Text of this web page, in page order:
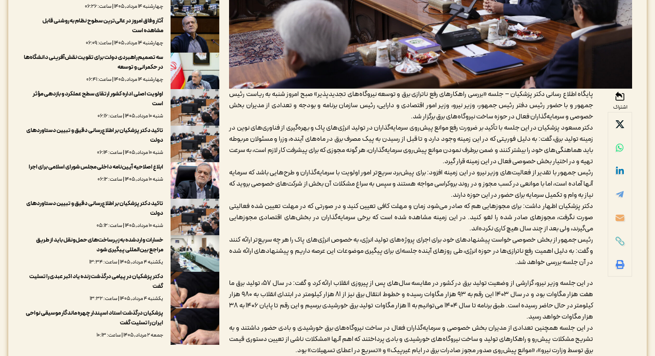
اشتراک
پایگاه اطلاع رسانی دکتر پزشکیان – جلسه «بررسی راهکارهای رفع ناترازی برق و توسعه نیروگاه‌های تجدید‌پذیر» صبح امروز شنبه به ریاست رئیس
جمهور و با حضور رئیس دفتر رئیس جمهور، وزیر نیرو، وزیر امور اقتصادی و دارایی، رئیس سازمان برنامه و بودجه و تعدادی از مدیران بخش
خصوصی و سرمایه‌گذاران فعال در حوزه ساخت نیروگاه‌های برق برگزار شد.
دکتر مسعود پزشکیان در این جلسه با تأکید بر ضرورت رفع موانع پیش‌روی سرمایه‌گذاران در تولید انرژی‌های پاک و بهره‌گیری از فناوری‌های نوین در
زمینه تولید برق، گفت: به دلیل فوریتی که در این زمینه وجود دارد و تا قبل از رسیدن به پیک مصرف برق در ماه‌های آینده، وزرا و مسئولان مربوطه
باید هماهنگی‌های خود را بیشتر کنند و ضمن برطرف نمودن موانع پیش‌روی سرمایه‌گذاران، هر گونه مجوزی که برای پیشرفت کار لازم است، به سرعت
تهیه و در اختیار بخش خصوصی فعال در این زمینه قرار گیرد.
رئیس جمهور با تقدیر از فعالیت‌های وزیر نیرو در این زمینه افزود: برای پیش‌برد سریع‌تر امور اولویت با سرمایه‌گذاران و طرح‌هایی باشد که سرمایه
آنها آماده است، اما با موانعی در کسب مجوز و در روند بروکراسی مواجه هستند و سپس به سراغ مشکلات آن بخش از شرکت‌های خصوصی بروید که
نیاز به وام و تکمیل سرمایه برای حضور در این حوزه دارند.
دکتر پزشکیان اظهار داشت: برای مجوزهایی هم که صادر می‌شود زمان و مهلت کافی تعیین کنید و در صورتی که در مهلت تعیین شده فعالیتی
صورت نگرفت، مجوزهای صادر شده را لغو کنید. در این زمینه مشاهده شده است که برخی سرمایه‌گذاران در بخش‌های اقتصادی مجوزهایی
می‌گیرند، ولی بعد از چند سال هیچ کاری نکرده‌اند.
رئیس جمهور از بخش خصوصی خواست پیشنهادهای خود برای اجرای پروژه‌های تولید انرژی، به خصوص انرژی‌های پاک را هر چه سریع‌تر ارائه کنند
و گفت: ‌به دلیل اهمیت رفع ناترازی‌ها در حوزه انرژی، طی روزهای آینده جلسه‌ای برای پیگیری موضوعات این عرصه داریم و پیشنهادهای ارائه شده
در آن جلسه بررسی خواهد شد.
در این جلسه وزیر نیرو، گزارشی از وضعیت تولید برق در کشور در مقایسه سال‌های پس از پیروزی انقلاب ارائه کرد و گفت: در سال ۵۷، تولید برق ما
هفت هزار مگاوات بود و در سال ۱۴۰۳ این رقم به ۹۳ هزار مگاوات رسیده و خطوط انتقال برق نیز از ۸۱ هزار کیلومتر در ابتدای انقلاب به ۹۸۰ هزار
کیلومتر در حال حاضر رسیده است. طبق برنامه تا سال ۱۴۰۴ می‌توانیم به ۱۱ هزار مگاوات تولید برق خورشیدی برسیم و این رقم تا پایان ۱۴۰۶ به ۳۸
هزار مگاوات خواهد رسید.
در این جلسه همچنین تعدادی از مدیران بخش خصوصی و سرمایه‌گذاران فعال در ساخت نیروگاه‌های برق خورشیدی و بادی حضور داشتند و به
تشریح مشکلات پیش‌رو و راهکارهای تولید و ساخت نیروگاه‌های خورشیدی و بادی پرداختند که اهم آنها «مشکلات ناشی از تعیین دستوری قیمت
برق توسط وزارت نیرو»، «موانع پیش‌روی صدور مجوز صادرات برق در ایام غیرپیک» و «تسریع در اعطای تسهیلات» بود.
چهارشنبه ۱۴ مرداد, ۱۴۰۵ | ساعت: ۰۶:۲۶
آثار وفاق امروز در عالی‌ترین سطوح نظام به روشنی قابل
مشاهده است
چهارشنبه ۱۴ مرداد, ۱۴۰۵ | ساعت: ۰۶:۰۹
سه تصمیم راهبردی دولت برای تقویت نقش‌آفرینی دانشگاه‌ها
در حکمرانی و توسعه
چهارشنبه ۱۴ مرداد, ۱۴۰۵ | ساعت: ۰۶:۴۱
اولویت اصلی اداره کشور ارتقای سطح عملکرد و بازدهی مؤثر
است
شنبه ۱۰ مرداد, ۱۴۰۵ | ساعت: ۰۶:۱۶
تاکید دکتر پزشکیان بر اطلاع‌رسانی دقیق و تبیین دستاوردهای
دولت
شنبه ۱۰ مرداد, ۱۴۰۵ | ساعت: ۰۶:۱۴
ابلاغ اصلاحیه آیین‌نامه داخلی مجلس شورای اسلامی برای اجرا
شنبه ۱۰ مرداد, ۱۴۰۵ | ساعت: ۰۶:۱۲
تاکید دکتر پزشکیان بر اطلاع‌رسانی دقیق و تبیین دستاوردهای
دولت
شنبه ۱۰ مرداد, ۱۴۰۵ | ساعت: ۰۵:۱۲
خسارات واردشده به زیرساخت‌های حمل‌ونقل باید از طریق
مراجع بین‌المللی پیگیری شود
یکشنبه ۴ مرداد, ۱۴۰۵ | ساعت: ۱۳:۳۴
دکتر پزشکیان در پیامی درگذشت زنده یاد اکبر عبدی را تسلیت
گفت
یکشنبه ۴ مرداد, ۱۴۰۵ | ساعت: ۱۳:۳۲
پزشکیان درگذشت استاد اسپندار چهره ماندگار موسیقی نواحی
ایران را تسلیت گفت
جمعه ۲ مرداد, ۱۴۰۵ | ساعت: ۱۰:۱۳